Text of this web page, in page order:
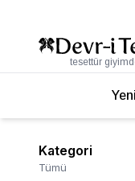
tesettür
Kategori
Tümü